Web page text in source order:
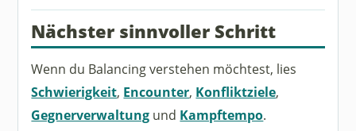
Nächster sinnvoller Schritt
Wenn du Balancing verstehen möchtest, lies
Schwierigkeit, Encounter, Konfliktziele,
Gegnerverwaltung und Kampftempo.